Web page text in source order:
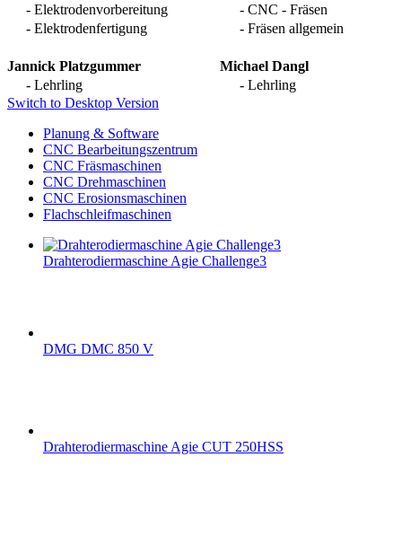
- Elektrodenvorbereitung
- CNC - Fräsen
- Elektrodenfertigung
- Fräsen allgemein
Jannick Platzgummer
Michael Dangl
- Lehrling
- Lehrling
Switch to Desktop Version
Planung & Software
CNC Bearbeitungszentrum
CNC Fräsmaschinen
CNC Drehmaschinen
CNC Erosionsmaschinen
Flachschleifmaschinen
Drahterodiermaschine Agie Challenge3
DMG DMC 850 V
Drahterodiermaschine Agie CUT 250HSS